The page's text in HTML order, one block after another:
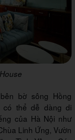
bờ sông Hồng
có thể dễ dàng di
của Hà Nội như
Linh Ứng, Vườn